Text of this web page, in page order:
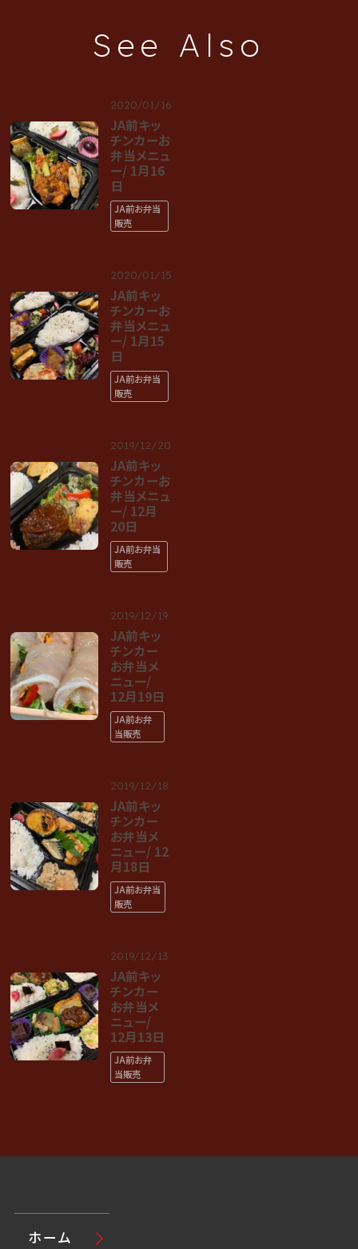
See Also
2020/01/16
JA前キッ
チンカーお
弁当メニュ
ー/ 1月16
日
JA前お弁当
販売
2020/01/15
JA前キッ
チンカーお
弁当メニュ
ー/ 1月15
日
JA前お弁当
販売
2019/12/20
JA前キッ
チンカーお
弁当メニュ
ー/ 12月
20日
JA前お弁当
販売
2019/12/19
JA前キッ
チンカー
お弁当メ
ニュー/
12月19日
JA前お弁
当販売
2019/12/18
JA前キッ
チンカー
お弁当メ
ニュー/ 12
月18日
JA前お弁当
販売
2019/12/13
JA前キッ
チンカー
お弁当メ
ニュー/
12月13日
JA前お弁
当販売
ホーム